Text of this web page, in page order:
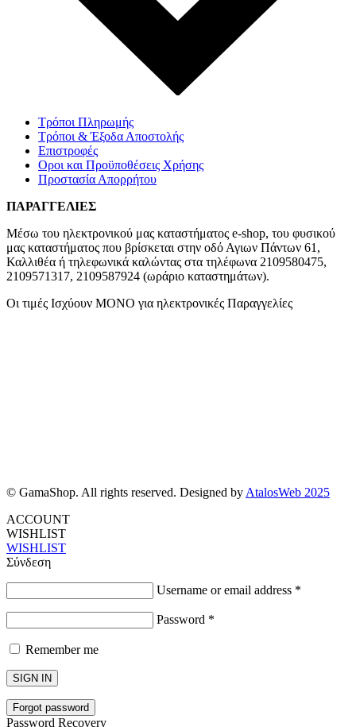
Τρόποι Πληρωμής
Τρόποι & Έξοδα Αποστολής
Επιστροφές
Οροι και Προϋποθέσεις Χρήσης
Προστασία Απορρήτου
ΠΑΡΑΓΓΕΛΙΕΣ
Μέσω του ηλεκτρονικού μας καταστήματος e-shop, του φυσικού
μας καταστήματος που βρίσκεται στην οδό Αγιων Πάντων 61,
Καλλιθέα ή τηλεφωνικά καλώντας στα τηλέφωνα 2109580475,
2109571317, 2109587924 (ωράριο καταστημάτων).
Οι τιμές Ισχύουν ΜΟΝΟ για ηλεκτρονικές Παραγγελίες
© GamaShop. All rights reserved. Designed by AtalosWeb 2025
ACCOUNT
WISHLIST
WISHLIST
Σύνδεση
Username or email address *
Password *
Remember me
SIGN IN
Forgot password
Password Recovery